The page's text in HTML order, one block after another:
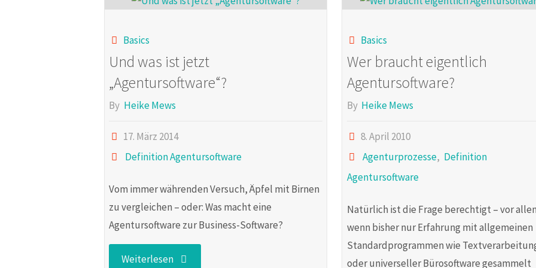
Projekt"
Basics
Und was ist jetzt
„Agentursoftware“?
By Heike Mews
17. März 2014
Definition Agentursoftware
Vom immer währenden Versuch, Äpfel mit Birnen
zu vergleichen – oder: Was macht eine
Agentursoftware zur Business-Software?
Weiterlesen"Und
Basics
Wer braucht eigentlich
Agentursoftware?
By Heike Mews
8. April 2010
Agenturprozesse, Definition
Agentursoftware
Natürlich ist die Frage berechtigt – vor
wenn bisher nur Erfahrung mit allgemeinen
Standardprogrammen wie
oder universeller Bürosoftware gesammelt